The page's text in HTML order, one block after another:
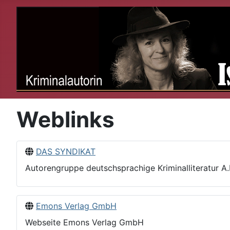
Weblinks
DAS SYNDIKAT
Autorengruppe deutschsprachige Kriminalliteratur
Emons Verlag GmbH
Webseite Emons Verlag GmbH